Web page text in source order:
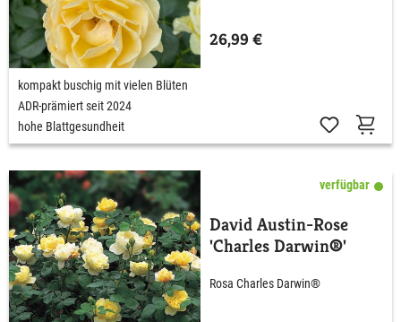
26,99 €
kompakt buschig mit vielen Blüten
ADR-prämiert seit 2024
hohe Blattgesundheit
verfügbar
David Austin-Rose
'Charles Darwin®'
Rosa Charles Darwin®